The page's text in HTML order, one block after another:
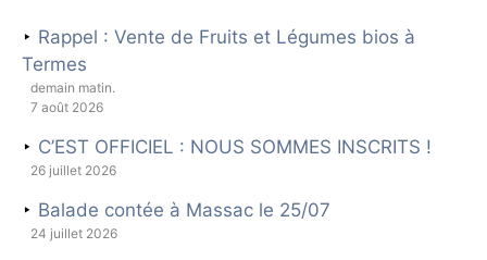
Rappel : Vente de Fruits et Légumes bios à
Termes
demain matin.
7 août 2026
C’EST OFFICIEL : NOUS SOMMES INSCRITS !
26 juillet 2026
Balade contée à Massac le 25/07
24 juillet 2026